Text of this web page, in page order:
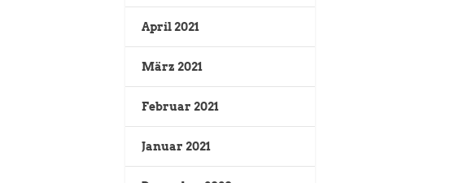
April 2021
März 2021
Februar 2021
Januar 2021